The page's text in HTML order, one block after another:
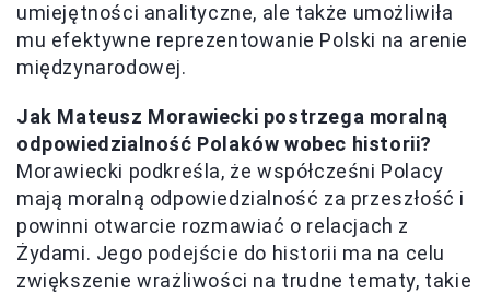
umiejętności analityczne, ale także umożliwiła
mu efektywne reprezentowanie Polski na arenie
międzynarodowej.
Jak Mateusz Morawiecki postrzega moralną
odpowiedzialność Polaków wobec historii?
Morawiecki podkreśla, że współcześni Polacy
mają moralną odpowiedzialność za przeszłość i
powinni otwarcie rozmawiać o relacjach z
Żydami. Jego podejście do historii ma na celu
zwiększenie wrażliwości na trudne tematy, takie